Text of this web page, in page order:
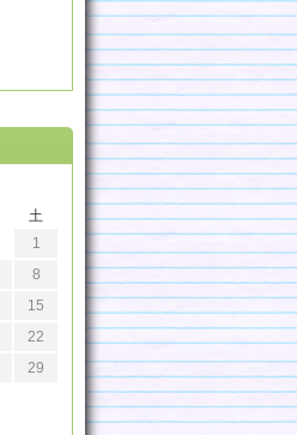
土
1
8
15
22
29